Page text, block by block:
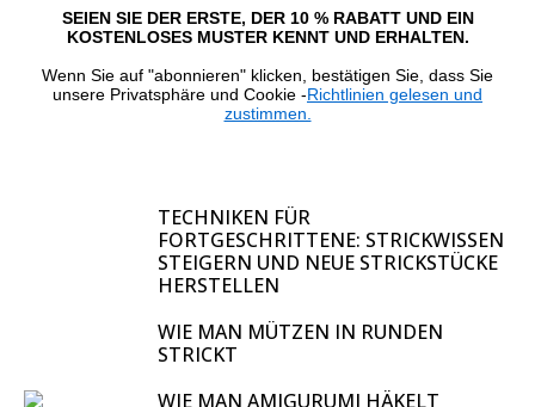
SEIEN SIE DER ERSTE, DER 10 % RABATT UND EIN
KOSTENLOSES MUSTER KENNT UND ERHALTEN.
Wenn Sie auf "abonnieren" klicken, bestätigen Sie, dass Sie
unsere Privatsphäre und Cookie -Richtlinien gelesen und
zustimmen.
TECHNIKEN FÜR
FORTGESCHRITTENE: STRICKWISSEN
STEIGERN UND NEUE STRICKSTÜCKE
HERSTELLEN
WIE MAN MÜTZEN IN RUNDEN
STRICKT
WIE MAN AMIGURUMI HÄKELT